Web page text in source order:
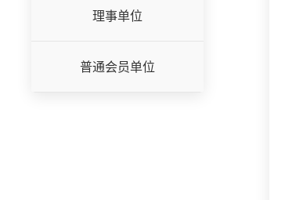
理事单位
普通会员单位